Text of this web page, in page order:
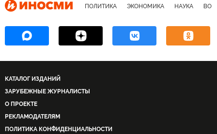
обвинения карьера спасение бомбардировки
ПОЛИТИКА ЭКОНОМИКА НАУКА
КАТАЛОГ ИЗДАНИЙ
ЗАРУБЕЖНЫЕ ЖУРНАЛИСТЫ
О ПРОЕКТЕ
РЕКЛАМОДАТЕЛЯМ
ПОЛИТИКА КОНФИДЕНЦИАЛЬНОСТИ